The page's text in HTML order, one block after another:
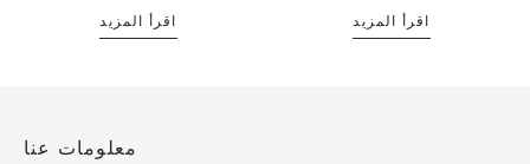
اقرأ المزيد اقرأ المزيد
معلومات عنا